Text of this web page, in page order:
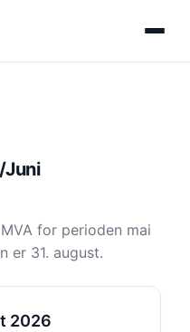
Juni
for perioden mai
er 31. august.
2026